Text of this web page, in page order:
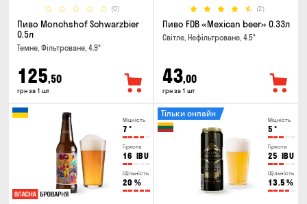
(0)
Пиво Monchshof Schwarzbier
0.5л
Темне, Фільтроване, 4.9°
125,50
грн за 1 шт
(2)
Пиво FDB «Mexican beer» 0.33л
Світле, Нефільтроване, 4.5°
43,00
грн за 1 шт
Міцність
7 °
Гіркота
16 IBU
Щільність
20 %
Міцність
5 °
Гіркота
25 IBU
Щільність
13.5 %
Тільки онлайн